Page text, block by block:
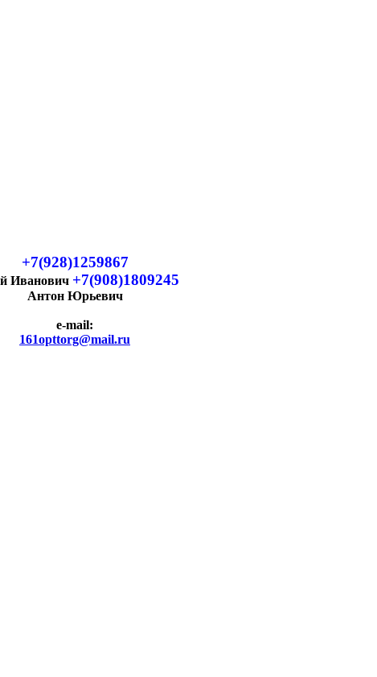
+7(928)1259867
Иванович +7(908)1809245
Антон Юрьевич
e-mail:
161opttorg@mail.ru